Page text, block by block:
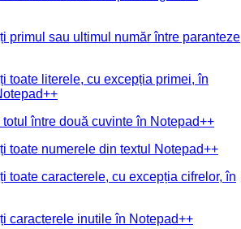
primul sau ultimul număr între paranteze
toate literele, cu excepția primei, în
între două cuvinte în Notepad++
toate numerele din textul Notepad++
toate caracterele, cu excepția cifrelor, în
caracterele inutile în Notepad++